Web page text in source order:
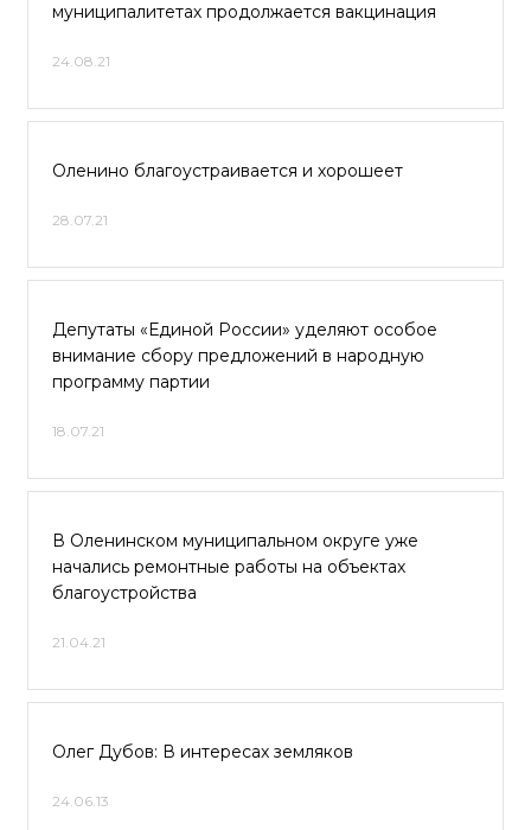
муниципалитетах продолжается вакцинация
24.08.21
Оленино благоустраивается и хорошеет
28.07.21
Депутаты «Единой России» уделяют особое
внимание сбору предложений в народную
программу партии
18.07.21
В Оленинском муниципальном округе уже
начались ремонтные работы на объектах
благоустройства
21.04.21
Олег Дубов: В интересах земляков
24.06.13